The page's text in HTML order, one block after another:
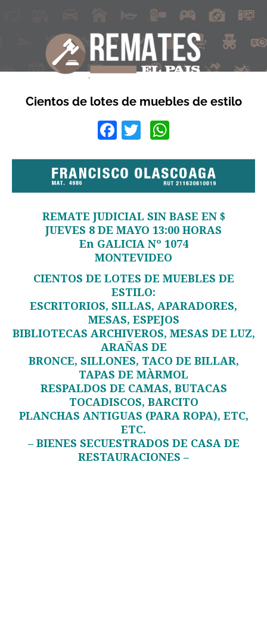
Cientos de lotes de muebles de estilo
Facebook
Twitter
REMATE JUDICIAL SIN BASE EN $
JUEVES 8 DE MAYO 13:00 HORAS
En GALICIA Nº 1074
MONTEVIDEO
CIENTOS DE LOTES DE MUEBLES DE
ESTILO:
ESCRITORIOS, SILLAS, APARADORES,
MESAS, ESPEJOS
BIBLIOTECAS ARCHIVEROS, MESAS DE LUZ,
ARAÑAS DE
BRONCE, SILLONES, TACO DE BILLAR,
TAPAS DE MÀRMOL
RESPALDOS DE CAMAS, BUTACAS
TOCADISCOS, BARCITO
PLANCHAS ANTIGUAS (PARA ROPA), ETC,
ETC.
– BIENES SECUESTRADOS DE CASA DE
RESTAURACIONES –